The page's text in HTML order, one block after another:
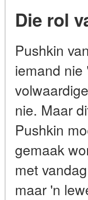
Die rol
Pushkin
iemand
nie. Maar
Pushkin
gemaak
met
maar 'n